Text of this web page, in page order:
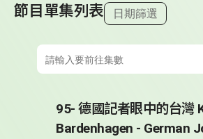
節目單集列表 日期篩選
95- 德國記者眼中的台灣
Bardenhagen - German